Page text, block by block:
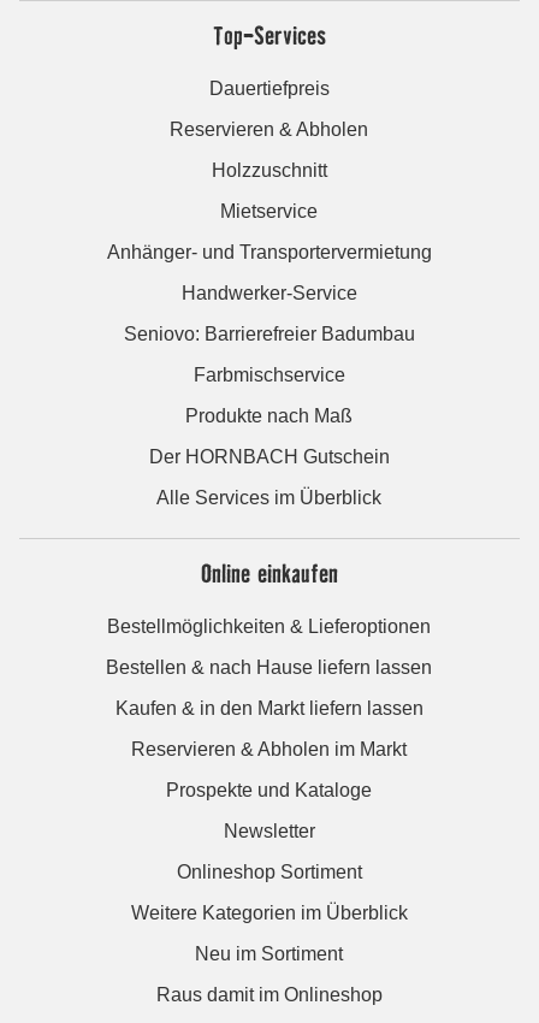
Top-Services
Dauertiefpreis
Reservieren & Abholen
Holzzuschnitt
Mietservice
Anhänger- und Transportervermietung
Handwerker-Service
Seniovo: Barrierefreier Badumbau
Farbmischservice
Produkte nach Maß
Der HORNBACH Gutschein
Alle Services im Überblick
Online einkaufen
Bestellmöglichkeiten & Lieferoptionen
Bestellen & nach Hause liefern lassen
Kaufen & in den Markt liefern lassen
Reservieren & Abholen im Markt
Prospekte und Kataloge
Newsletter
Onlineshop Sortiment
Weitere Kategorien im Überblick
Neu im Sortiment
Raus damit im Onlineshop